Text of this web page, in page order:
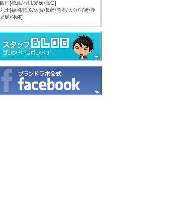
四国[徳島/香川/愛媛/高知]
九州[福岡/博多/佐賀/長崎/熊本/大分/宮崎/鹿
児島/沖縄]